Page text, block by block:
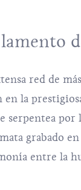
red de
la
serpentea
grabado
entre la